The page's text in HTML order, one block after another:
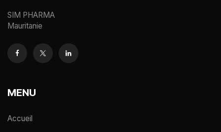
SIM PHARMA
Mauritanie
MENU
Accueil